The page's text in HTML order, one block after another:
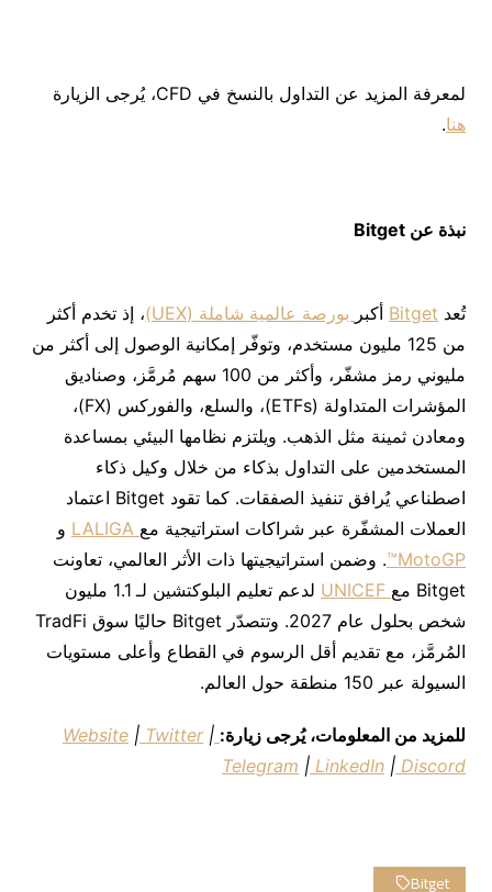
لمعرفة المزيد عن التداول بالنسخ في CFD، يُرجى الزيارة
هنا.
نبذة عن Bitget
تُعد Bitget أكبر بورصة عالمية شاملة (UEX)
، إذ تخدم أكثر
من 125 مليون مستخدم، وتوفّر إمكانية الوصول إلى أكثر من
مليوني رمز مشفّر، وأكثر من 100 سهم مُرمَّز، وصناديق
المؤشرات المتداولة (ETFs)، والسلع، والفوركس (FX)،
ومعادن ثمينة مثل الذهب. ويلتزم نظامها البيئي بمساعدة
المستخدمين على التداول بذكاء من خلال وكيل ذكاء
اصطناعي يُرافق تنفيذ الصفقات. كما تقود Bitget اعتماد
العملات المشفّرة عبر شراكات استراتيجية مع
و
MotoGP™ . وضمن استراتيجيتها ذات الأثر العالمي، تعاونت
Bitget مع
لدعم تعليم البلوكتشين لـ 1.1 مليون
شخص بحلول عام 2027. وتتصدّر Bitget حاليًا سوق TradFi
المُرمَّز، مع تقديم أقل الرسوم في القطاع وأعلى مستويات
السيولة عبر 150 منطقة حول العالم.
للمزيد من المعلومات، يُرجى زيارة: | Twitter|
Telegram | LinkedIn | Discord
Bitget